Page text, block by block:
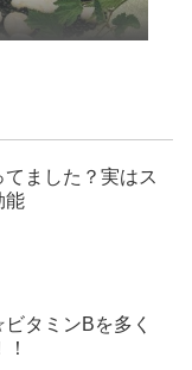
ました？実はス
能
タミンBを多く